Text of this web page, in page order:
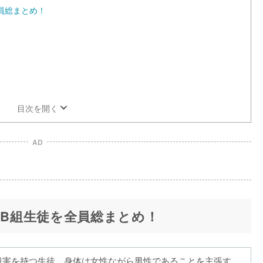
まとめ！
目次を開く
AD
組生徒を全員総まとめ！
を持つ生徒。身体は女性ながら男性であることを主張す